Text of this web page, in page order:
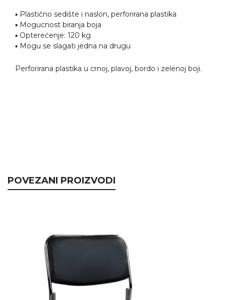
▪ Plastično sedište i naslon, perforirana plastika
▪ Mogucnost biranja boja
▪ Opterećenje: 120 kg
▪ Mogu se slagati jedna na drugu
Perforirana plastika u crnoj, plavoj, bordo i zelenoj boji.
POVEZANI PROIZVODI